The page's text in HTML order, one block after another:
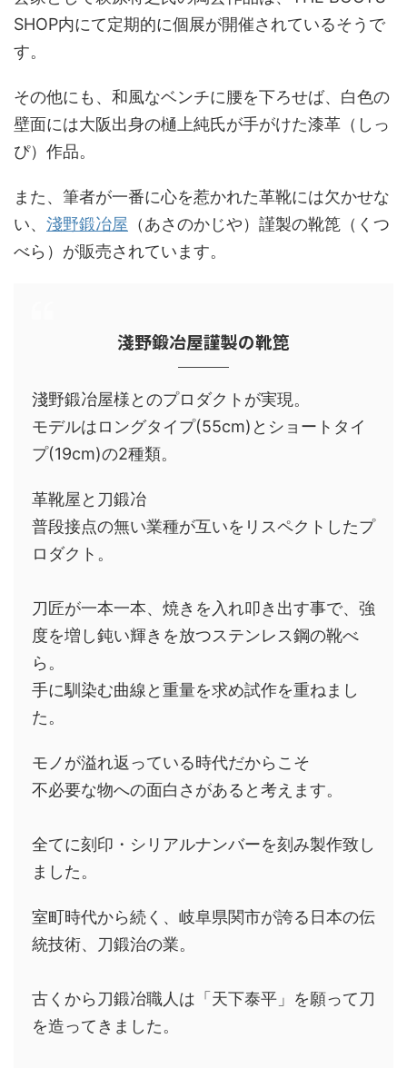
SHOP内にて定期的に個展が開催されているそうで
す。
その他にも、和風なベンチに腰を下ろせば、白色の
壁面には大阪出身の樋上純氏が手がけた漆革（しっ
ぴ）作品。
また、筆者が一番に心を惹かれた革靴には欠かせな
い、 淺野鍛冶屋 （あさのかじや）謹製の靴箆（くつ
べら）が販売されています。
淺野鍛冶屋謹製の靴箆
淺野鍛冶屋様とのプロダクトが実現。
モデルはロングタイプ(55cm)とショートタイ
プ(19cm)の2種類。
革靴屋と刀鍛冶
普段接点の無い業種が互いをリスペクトしたプ
ロダクト。
刀匠が一本一本、焼きを入れ叩き出す事で、強
度を増し鈍い輝きを放つステンレス鋼の靴べ
ら。
手に馴染む曲線と重量を求め試作を重ねまし
た。
モノが溢れ返っている時代だからこそ
不必要な物への面白さがあると考えます。
全てに刻印・シリアルナンバーを刻み製作致し
ました。
室町時代から続く、岐阜県関市が誇る日本の伝
統技術、刀鍛治の業。
古くから刀鍛冶職人は「天下泰平」を願って刀
を造ってきました。